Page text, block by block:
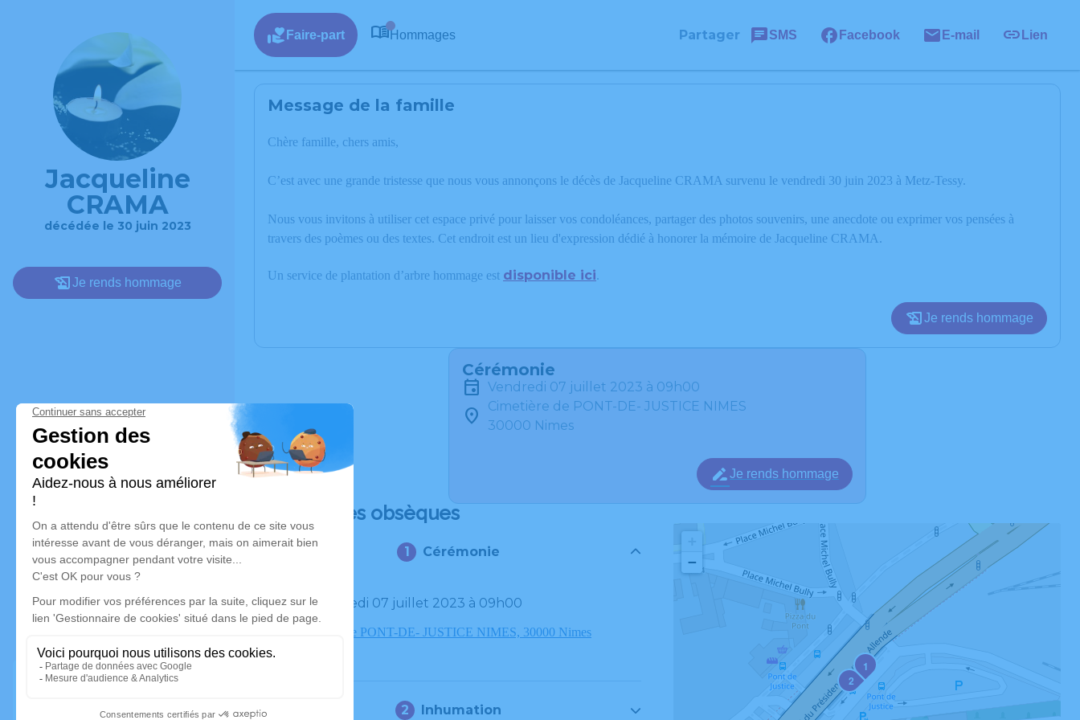
Jacqueline
CRAMA
décédée le 30 juin 2023
Je rends hommage
Faire-part Hommages Partager SMS Facebook E-mail Lien
Message de la famille
Chère famille, chers amis,
C’est avec une grande tristesse que nous vous annonçons le décès de Jacqueline CRAMA survenu le vendredi 30 juin 2023 à Metz-Tessy.
Nous vous invitons à utiliser cet espace privé pour laisser vos condoléances, partager des photos souvenirs, une anecdote ou exprimer vos pensées à
travers des poèmes ou des textes. Cet endroit est un lieu d'expression dédié à honorer la mémoire de Jacqueline CRAMA.
Un service de plantation d’arbre hommage est disponible ici.
Je rends hommage
Cérémonie
vendredi 07 juillet 2023 à 09h00
Cimetière de PONT-DE- JUSTICE NIMES
30000 Nimes
Je rends hommage
Déroulé des obsèques
Cérémonie
Le vendredi 07 juillet 2023 à 09h00
Cimetière de PONT-DE- JUSTICE NIMES, 30000 Nimes
Inhumation
1
2
−